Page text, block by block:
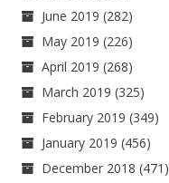
June 2019 (282)
May 2019 (226)
April 2019 (268)
March 2019 (325)
February 2019 (349)
January 2019 (456)
December 2018 (471)